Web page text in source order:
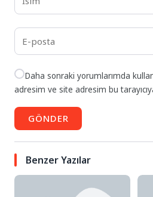
Daha sonraki yorumlarımda
adresim ve site adresim bu
GÖNDER
Benzer Yazılar